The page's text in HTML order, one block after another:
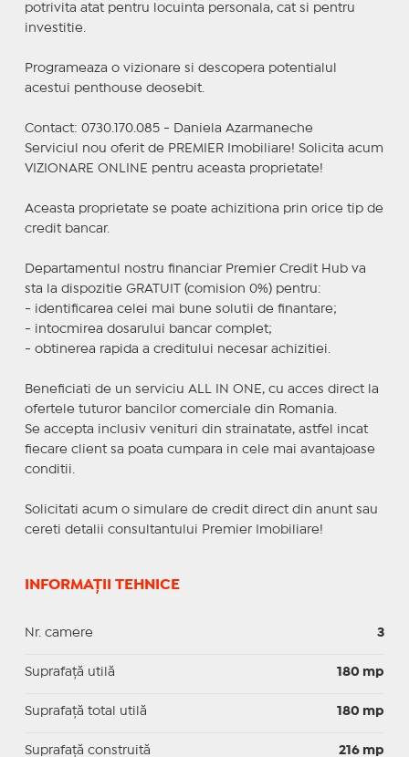
potrivita atat pentru locuinta personala, cat si pentru
investitie.
Programeaza o vizionare si descopera potentialul
acestui penthouse deosebit.
Contact: 0730.170.085 - Daniela Azarmaneche
Serviciul nou oferit de PREMIER Imobiliare! Solicita acum
VIZIONARE ONLINE pentru aceasta proprietate!
Aceasta proprietate se poate achizitiona prin orice tip de
credit bancar.
Departamentul nostru financiar Premier Credit Hub va
sta la dispozitie GRATUIT (comision 0%) pentru:
- identificarea celei mai bune solutii de finantare;
- intocmirea dosarului bancar complet;
- obtinerea rapida a creditului necesar achizitiei.
Beneficiati de un serviciu ALL IN ONE, cu acces direct la
ofertele tuturor bancilor comerciale din Romania.
Se accepta inclusiv venituri din strainatate, astfel incat
fiecare client sa poata cumpara in cele mai avantajoase
conditii.
Solicitati acum o simulare de credit direct din anunt sau
cereti detalii consultantului Premier Imobiliare!
INFORMAȚII TEHNICE
Nr. camere 3
Suprafaţă utilă 180 mp
Suprafaţă total utilă 180 mp
Suprafaţă construită 216 mp